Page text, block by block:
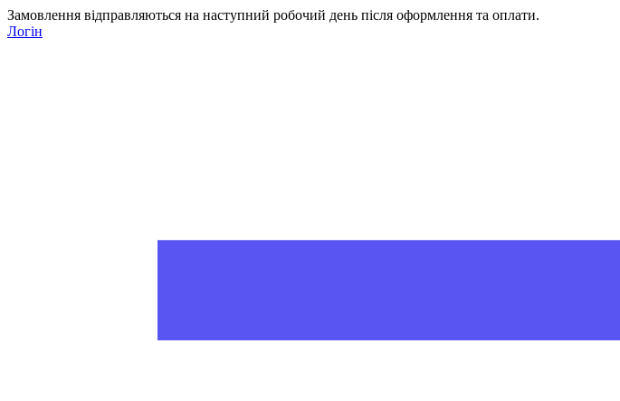
Замовлення відправляються на наступний робочий день після оформлення та оплати.
Логін